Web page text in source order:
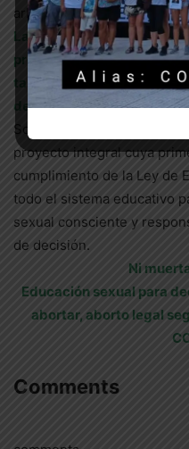
arbitrar sobre sí mismos.
La prohibición del aborto
procedimientos seguros,
también una violación a
del estado que debe
Sobre este eje se yergue
proyecto integral cuya
cumplimiento de la Ley de
todo el sistema educativo
sexual consciente y
de decisión.
Ni
Educación sexual para d
abortar, aborto legal
Comments